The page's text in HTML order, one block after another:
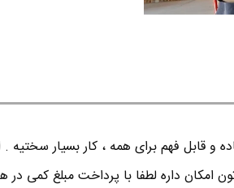
و قابل فهم برای همه ، کار بسیار
امکان داره لطفا با پرداخت مبلغ کمی